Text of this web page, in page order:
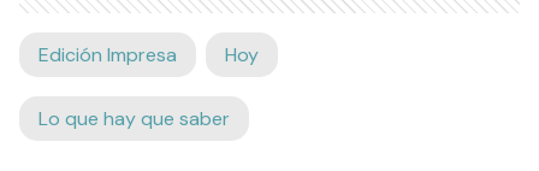
Edición Impresa Hoy
Lo que hay que saber